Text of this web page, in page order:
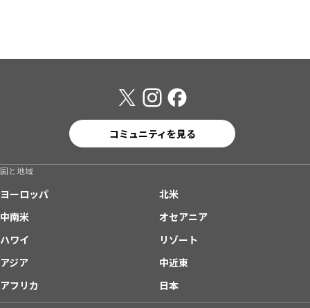
コミュニティを見る
国と地域
ヨーロッパ
北米
中南米
オセアニア
ハワイ
リゾート
アジア
中近東
アフリカ
日本